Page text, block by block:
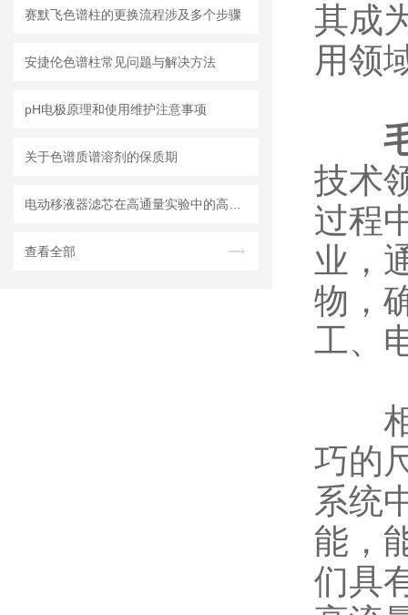
赛默飞色谱柱的更换流程涉及多个步骤
安捷伦色谱柱常见问题与解决方法
pH电极原理和使用维护注意事项
关于色谱质谱溶剂的保质期
查看全部
其成
用领
技术
过程
业，
物，
工、
相
巧的
系统
能，
们具